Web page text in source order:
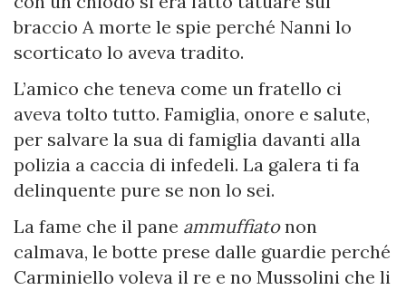
braccio A morte le spie perché Nanni lo
scorticato lo aveva tradito.
L’amico che teneva come un fratello ci
aveva tolto tutto. Famiglia, onore e salute,
per salvare la sua di famiglia davanti alla
polizia a caccia di infedeli. La galera ti fa
delinquente pure se non lo sei.
La fame che il pane ammuffiatonon
calmava, le botte prese dalle guardie perché
Carminiello voleva il re e no Mussolini che li